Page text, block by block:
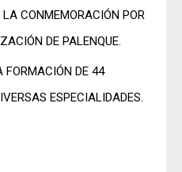
CONMEMORACIÓN POR
DE PALENQUE.
FORMACIÓN DE 44
ESPECIALIDADES.